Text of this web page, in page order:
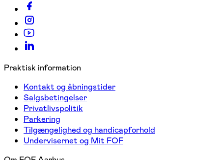
Praktisk information
Kontakt og åbningstider
Salgsbetingelser
Privatlivspolitik
Parkering
Tilgængelighed og handicapforhold
Undervisernet og Mit FOF